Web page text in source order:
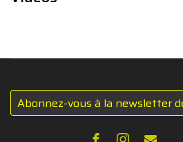
Abonnez-vous à la newsletter